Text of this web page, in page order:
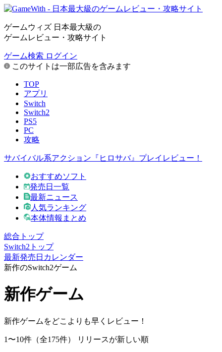
ゲームウィズ 日本最大級の
ゲームレビュー・攻略サイト
ゲーム検索 ログイン
このサイトは一部広告を含みます
TOP
アプリ
Switch
Switch2
PS5
PC
攻略
サバイバル系アクション『ヒロサバ』プレイレビュー！
おすすめソフト
発売日一覧
最新ニュース
人気ランキング
本体情報まとめ
総合トップ
Switch2トップ
最新発売日カレンダー
新作のSwitch2ゲーム
新作ゲーム
新作ゲームをどこよりも早くレビュー！
1〜10件 （全175件） リリースが新しい順